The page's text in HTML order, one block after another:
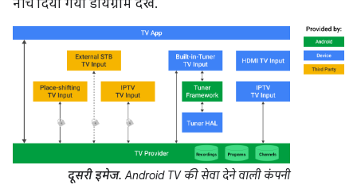
नीचे दिया गया डायग्राम देखें.
दूसरी इमेज. Android TV की सेवा देने वाली कंपनी